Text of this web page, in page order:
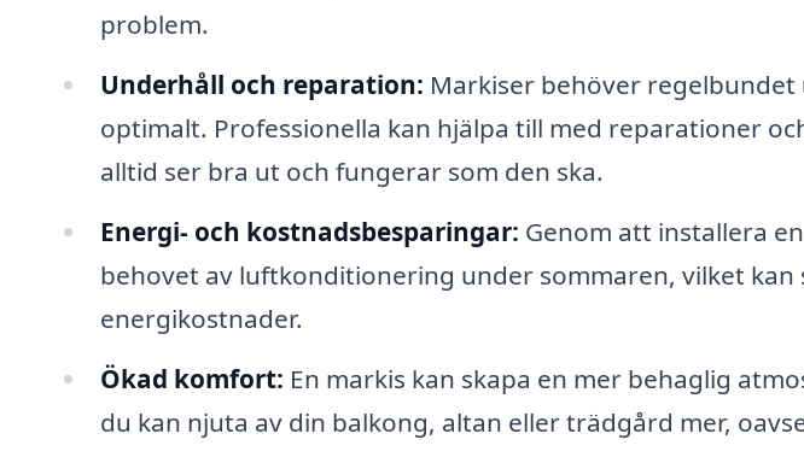
problem.
Underhåll och reparation: Markiser behöver
optimalt. Professionella kan hjälpa till med reparationer
alltid ser bra ut och fungerar som den ska.
Energi- och kostnadsbesparingar: Genom att installera
behovet av luftkonditionering under sommaren, vilket kan
energikostnader.
Ökad komfort: En markis kan skapa en mer behaglig
du kan njuta av din balkong, altan eller trädgård mer,